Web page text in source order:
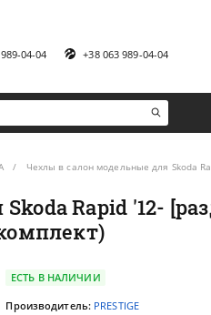
04-04 +38 063 989-04-04
Чехлы в салон модельные для Skoda
Rapid '12-
ЕСТЬ В НАЛИЧИИ
Производитель: PRESTIGE